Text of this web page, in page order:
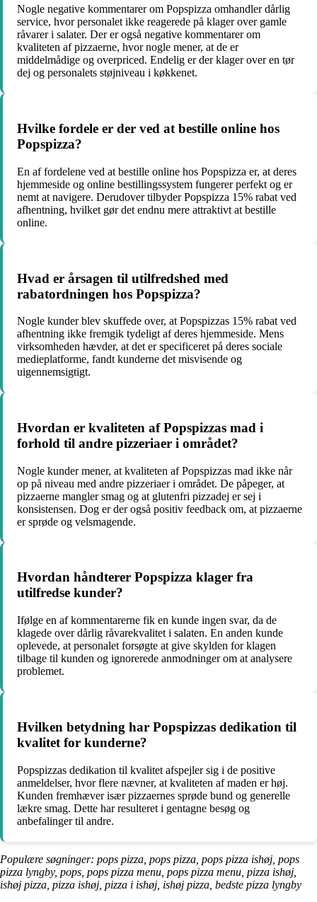
Nogle negative kommentarer om Popspizza omhandler dårlig
service, hvor personalet ikke reagerede på klager over gamle
råvarer i salater. Der er også negative kommentarer om
kvaliteten af pizzaerne, hvor nogle mener, at de er
middelmådige og overpriced. Endelig er der klager over en tør
dej og personalets støjniveau i køkkenet.
Hvilke fordele er der ved at bestille online hos
Popspizza?
En af fordelene ved at bestille online hos Popspizza er, at deres
hjemmeside og online bestillingssystem fungerer perfekt og er
nemt at navigere. Derudover tilbyder Popspizza 15% rabat ved
afhentning, hvilket gør det endnu mere attraktivt at bestille
online.
Hvad er årsagen til utilfredshed med
rabatordningen hos Popspizza?
Nogle kunder blev skuffede over, at Popspizzas 15% rabat ved
afhentning ikke fremgik tydeligt af deres hjemmeside. Mens
virksomheden hævder, at det er specificeret på deres sociale
medieplatforme, fandt kunderne det misvisende og
uigennemsigtigt.
Hvordan er kvaliteten af Popspizzas mad i
forhold til andre pizzeriaer i området?
Nogle kunder mener, at kvaliteten af Popspizzas mad ikke når
op på niveau med andre pizzeriaer i området. De påpeger, at
pizzaerne mangler smag og at glutenfri pizzadej er sej i
konsistensen. Dog er der også positiv feedback om, at pizzaerne
er sprøde og velsmagende.
Hvordan håndterer Popspizza klager fra
utilfredse kunder?
Ifølge en af kommentarerne fik en kunde ingen svar, da de
klagede over dårlig råvarekvalitet i salaten. En anden kunde
oplevede, at personalet forsøgte at give skylden for klagen
tilbage til kunden og ignorerede anmodninger om at analysere
problemet.
Hvilken betydning har Popspizzas dedikation til
kvalitet for kunderne?
Popspizzas dedikation til kvalitet afspejler sig i de positive
anmeldelser, hvor flere nævner, at kvaliteten af maden er høj.
Kunden fremhæver især pizzaernes sprøde bund og generelle
lækre smag. Dette har resulteret i gentagne besøg og
anbefalinger til andre.
Populære søgninger: pops pizza, pops pizza, pops pizza ishøj, pops
pizza lyngby, pops, pops pizza menu, pops pizza menu, pizza ishøj,
ishøj pizza, pizza ishøj, pizza i ishøj, ishøj pizza, bedste pizza lyngby